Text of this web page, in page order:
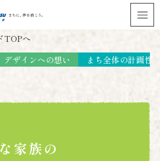
TOPへ
デザインへの想い まち全体の計画性
家族の